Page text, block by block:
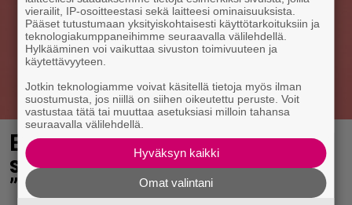
Elämäni biisi jatkuu syksyllä – nyt
saatiin lisätietoa paljastuksista:
”Erittäin tunnettuja”
vierailit, IP-osoitteestasi sekä laitteesi ominaisuuksista.
Pääset tutustumaan yksityiskohtaisesti käyttötarkoituksiin ja
teknologiakumppaneihimme seuraavalla välilehdellä.
Hylkääminen voi vaikuttaa sivuston toimivuuteen ja
käytettävyyteen.
Jotkin teknologiamme voivat käsitellä tietoja myös ilman
suostumusta, jos niillä on siihen oikeutettu peruste. Voit
vastustaa tätä tai muuttaa asetuksiasi milloin tahansa
seuraavalla välilehdellä.
Hyväksyn kaikki
Omat valintani